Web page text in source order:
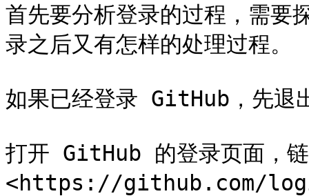
首先要分析登录的过程，需要
录之后又有怎样的处理过程。
如果已经登录 GitHub，先退
打开 GitHub 的登录页面，
<https://github.com/login